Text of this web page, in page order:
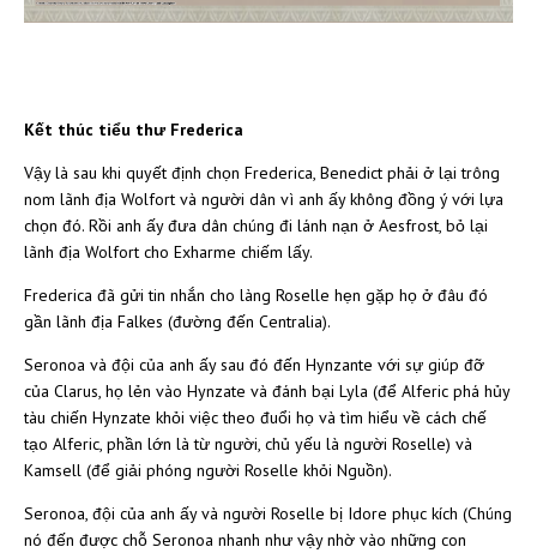
Kết thúc tiểu thư Frederica
Vậy là sau khi quyết định chọn Frederica, Benedict phải ở lại trông
nom lãnh địa Wolfort và người dân vì anh ấy không đồng ý với lựa
chọn đó. Rồi anh ấy đưa dân chúng đi lánh nạn ở Aesfrost, bỏ lại
lãnh địa Wolfort cho Exharme chiếm lấy.
Frederica đã gửi tin nhắn cho làng Roselle hẹn gặp họ ở đâu đó
gần lãnh địa Falkes (đường đến Centralia).
Seronoa và đội của anh ấy sau đó đến Hynzante với sự giúp đỡ
của Clarus, họ lẻn vào Hynzate và đánh bại Lyla (để Alferic phá hủy
tàu chiến Hynzate khỏi việc theo đuổi họ và tìm hiểu về cách chế
tạo Alferic, phần lớn là từ người, chủ yếu là người Roselle) và
Kamsell (để giải phóng người Roselle khỏi Nguồn).
Seronoa, đội của anh ấy và người Roselle bị Idore phục kích (Chúng
nó đến được chỗ Seronoa nhanh như vậy nhờ vào những con